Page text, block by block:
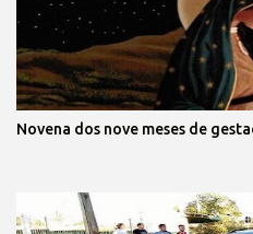
Novena dos nove meses de